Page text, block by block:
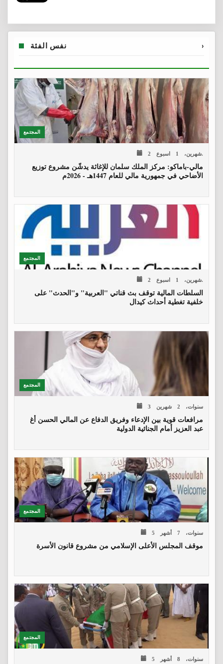
نفس الفئة ›
المجتمع
مالي-باماكو: مركز الملك سلمان للإغاثة يدشّن مشروع توزيع
الأضاحي في جمهورية مالي للعام 1447هـ - 2026م
المجتمع
السلطات المالية توقف بث قناتي "العربية" و"الحدث" على
خلفية تغطية أحداث كيدال
المجتمع
3 سنوات، 2 شهرين
مرافعات قوية بين الإدعاء وفريق الدفاع عن المالي الحسن أغ
عبد العزيز أمام الجنائية الدولية
المجتمع
5 سنوات، 7 أشهر
موقف المجلس الأعلى الإسلامي من مشروع قانون الأسرة
المجتمع
5 سنوات، 8 أشهر